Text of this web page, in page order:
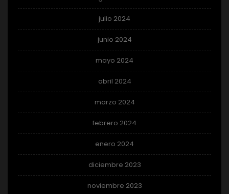
julio 2024
junio 2024
mayo 2024
abril 2024
marzo 2024
febrero 2024
enero 2024
diciembre 2023
noviembre 2023